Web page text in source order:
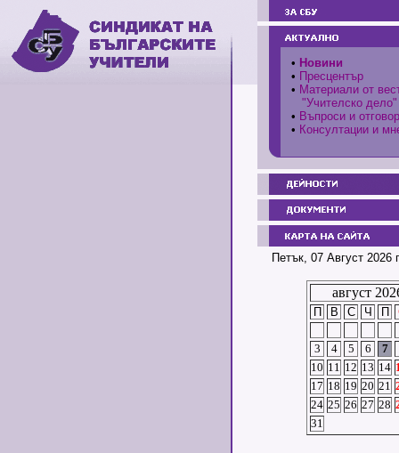
• Новини
• Пресцентър
• Материали от
"Учителско дело"
• Въпроси и
• Консултации и
Петък, 07 Август 2026
август
П В С Ч П
3
4 5 6 7
10 11 12 13 14
17 18 19 20 21
24 25 26 27 28
31